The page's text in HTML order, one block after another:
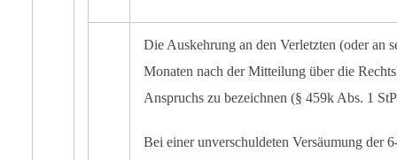
Die Auskehrung an den Verletzten (oder an
Monaten nach der Mitteilung über die
Anspruchs zu bezeichnen (§ 459k Abs. 1
Bei einer unverschuldeten Versäumung der